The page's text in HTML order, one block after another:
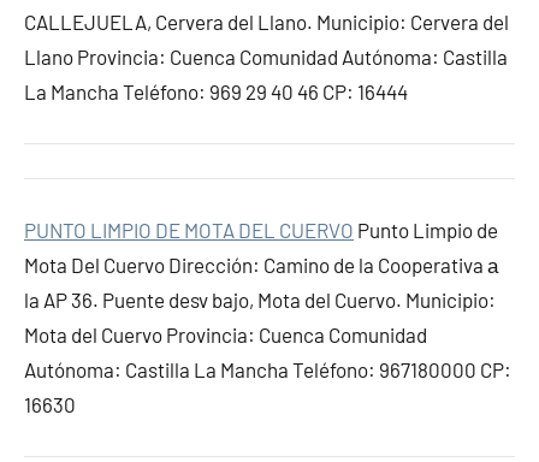
CALLEJUELA, Cervera del Llano. Municipio: Cervera del
Llano Provincia: Cuenca Comunidad Autónoma: Castilla
La Mancha Teléfono: 969 29 40 46 CP: 16444
PUNTO LIMPIO DE MOTA DEL CUERVO Punto Limpio de
Mota Del Cuervo Dirección: Camino de la Cooperativa а
la AP 36. Puente desv bajo, Mota del Cuervo. Municipio:
Mota del Cuervo Provincia: Cuenca Comunidad
Autónoma: Castilla La Mancha Teléfono: 967180000 CP:
16630